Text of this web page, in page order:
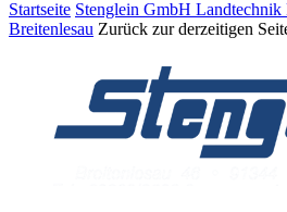
Startseite Stenglein GmbH Landtechnik
Breitenlesau Zurück zur derzeitigen